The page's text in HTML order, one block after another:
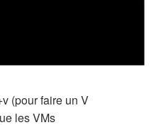
(pour faire un V
les VMs